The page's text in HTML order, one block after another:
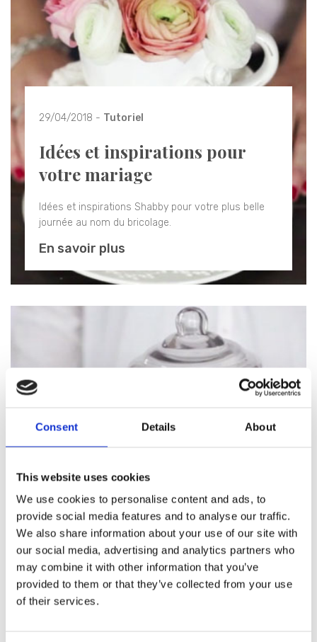
Consent Details About
This website uses cookies
We use cookies to personalise content and ads, to
provide social media features and to analyse our traffic.
We also share information about your use of our site with
our social media, advertising and analytics partners who
may combine it with other information that you’ve
provided to them or that they’ve collected from your use
of their services.
29/04/2018 - Tutoriel
Idées et inspirations pour
votre mariage
Idées et inspirations Shabby pour votre plus belle
journée au nom du bricolage.
En savoir plus
29/04/2018 - Tutoriel
Comment mettre en place
une douche de bébé amusant